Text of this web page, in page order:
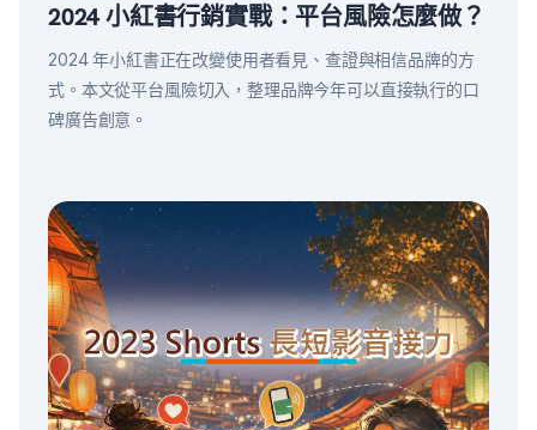
2024 小紅書行銷實戰：平台風險怎麼做？
2024 年小紅書正在改變使用者看見、查證與相信品牌的方
式。本文從平台風險切入，整理品牌今年可以直接執行的口
碑廣告創意。